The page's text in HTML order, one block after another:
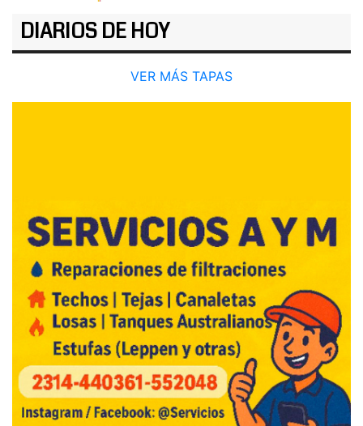
DIARIOS DE HOY
VER MÁS TAPAS